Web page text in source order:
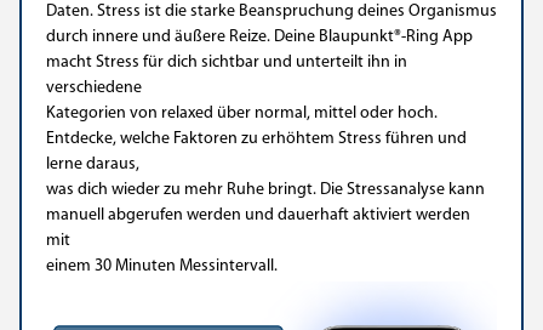
Daten. Stress ist die starke Beanspruchung deines Organismus
durch innere und äußere Reize. Deine Blaupunkt®-Ring App
macht Stress für dich sichtbar und unterteilt ihn in
verschiedene
Kategorien von relaxed über normal, mittel oder hoch.
Entdecke, welche Faktoren zu erhöhtem Stress führen und
lerne daraus,
was dich wieder zu mehr Ruhe bringt. Die Stressanalyse kann
manuell abgerufen werden und dauerhaft aktiviert werden
mit
einem 30 Minuten Messintervall.